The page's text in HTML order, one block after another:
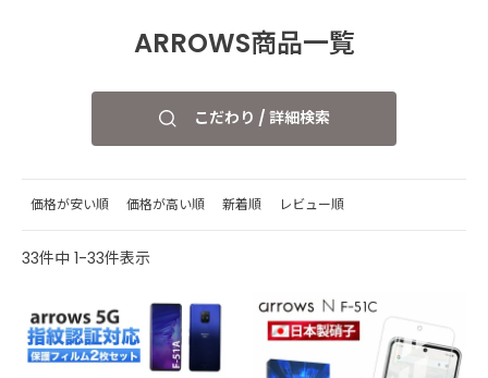
ARROWS商品一覧
こだわり / 詳細検索
価格が安い順 価格が高い順 新着順 レビュー順
33件中 1-33件表示